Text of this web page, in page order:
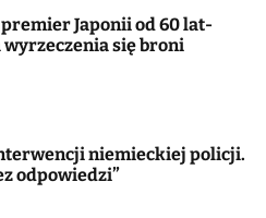
Japonii od 60 lat-
się broni
niemieckiej policji.
odpowiedzi”